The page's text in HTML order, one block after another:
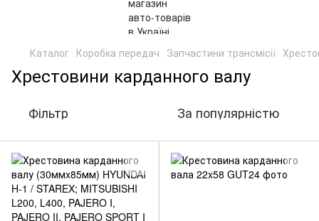
Каталог Коробка передач Запчастини трансмісії
Хрестовини карданного валу
Фільтр За популярністю